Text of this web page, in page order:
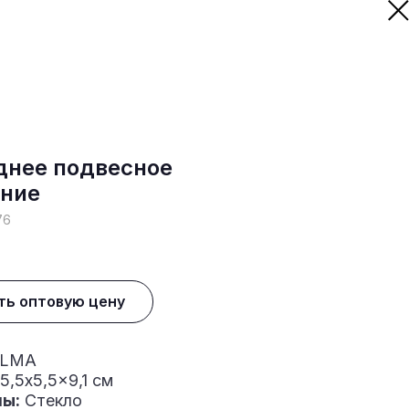
подвесное
оптовую цену
5,5x5,5x9,1 см
Стекло